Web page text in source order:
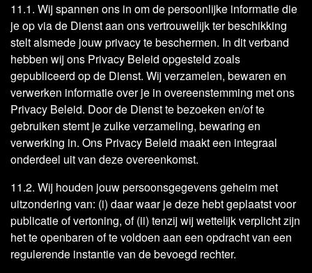
11.1. Wij spannen ons in om de persoonlijke informatie die
je op via de Dienst aan ons vertrouwelijk ter beschikking
stelt alsmede jouw privacy te beschermen. In dit verband
hebben wij ons Privacy Beleid opgesteld zoals
gepubliceerd op de Dienst. Wij verzamelen, bewaren en
verwerken informatie over je in overeenstemming met ons
Privacy Beleid. Door de Dienst te bezoeken en/of te
gebruiken stemt je zulke verzameling, bewaring en
verwerking in. Ons Privacy Beleid maakt een integraal
onderdeel uit van deze overeenkomst.
11.2. Wij houden jouw persoonsgegevens geheim met
uitzondering van: (i) daar waar je deze hebt geplaatst voor
publicatie of vertoning, of (ii) tenzij wij wettelijk verplicht zijn
het te openbaren of te voldoen aan een opdracht van een
regulerende instantie van de bevoegd rechter.